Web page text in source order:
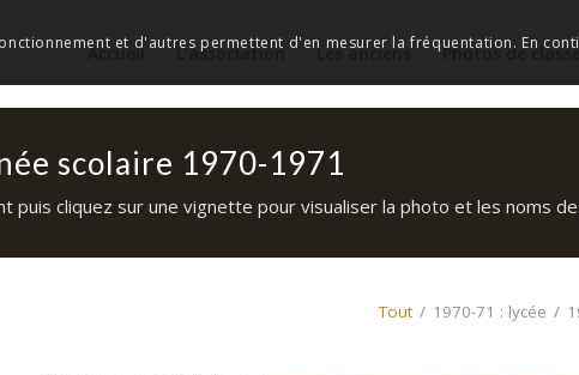
Accueil L’association Les anciens Photos de
scolaire 1970-1971
puis cliquez sur une vignette pour visualiser la photo et les noms
Tout / 1970-71 : lycée /
et d'autres permettent d'en mesurer la fréquentation. En